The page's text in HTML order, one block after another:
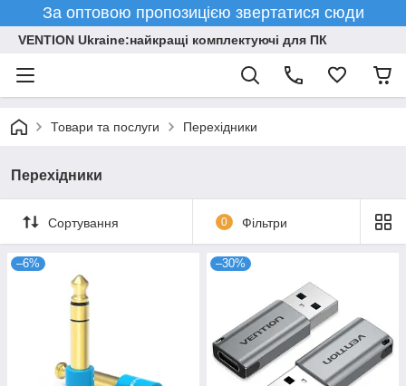
За оптовою пропозицією звертатися сюди
VENTION Ukraine:найкращі комплектуючі для ПК
Товари та послуги Перехідники
Перехідники
Сортування 0 Фільтри
–6% –30%